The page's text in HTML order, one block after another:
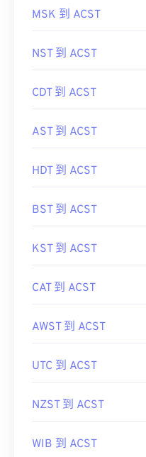
MSK 到 ACST
NST 到 ACST
CDT 到 ACST
AST 到 ACST
HDT 到 ACST
BST 到 ACST
KST 到 ACST
CAT 到 ACST
AWST 到 ACST
UTC 到 ACST
NZST 到 ACST
WIB 到 ACST